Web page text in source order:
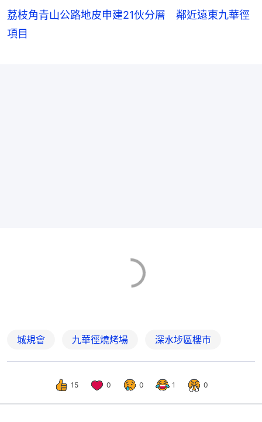
荔枝角青山公路地皮申建21伙分層 鄰近遠東九華徑
項目
城規會 九華徑燒烤場 深水埗區樓市
15 0 0 1 0